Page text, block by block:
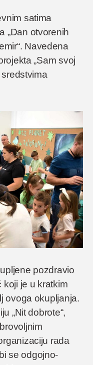
satima
„Dan otvorenih
Navedena
„Sam svoj
sredstvima
pozdravio
koji je u kratkim
ovoga okupljanja.
„Nit dobrote“,
rada
se odgojno-